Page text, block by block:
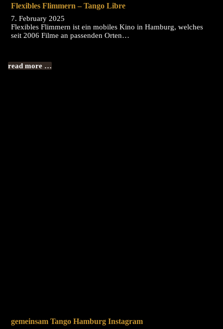
Flexibles Flimmern – Tango Libre
7. February 2025
Flexibles Flimmern ist ein mobiles Kino in Hamburg, welches
seit 2006 Filme an passenden Orten…
read more …
gemeinsam Tango Hamburg Instagram